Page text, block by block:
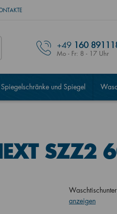
+49 160
Mo - Fr: 8 - 17 Uhr
Spiegelschränke und Spiegel
SZZ2
anzeigen